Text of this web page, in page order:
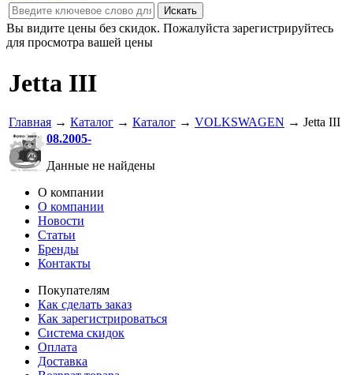
Вы видите цены без скидок. Пожалуйста зарегистрируйтесь
для просмотра вашей цены
Jetta III
Главная → Каталог → Каталог → VOLKSWAGEN → Jetta III
08.2005-
Данные не найдены
О компании
О компании
Новости
Статьи
Бренды
Контакты
Покупателям
Как сделать заказ
Как зарегистрироваться
Система скидок
Оплата
Доставка